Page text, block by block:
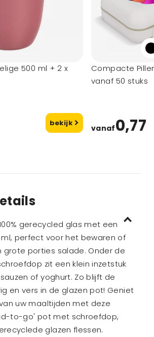
500 ml + 2 x
bekijk
Compacte
vanaf 50 stuks
vanaf0,77
gerecycled glas met een
perfect voor het bewaren of
grote porties salade. Onder de
zit een klein inzetstuk
of yoghurt. Zo blijft de
en vers in de glazen pot! Geniet
uw maaltijden met deze
to-go' pot met schroefdop,
glazen flessen.